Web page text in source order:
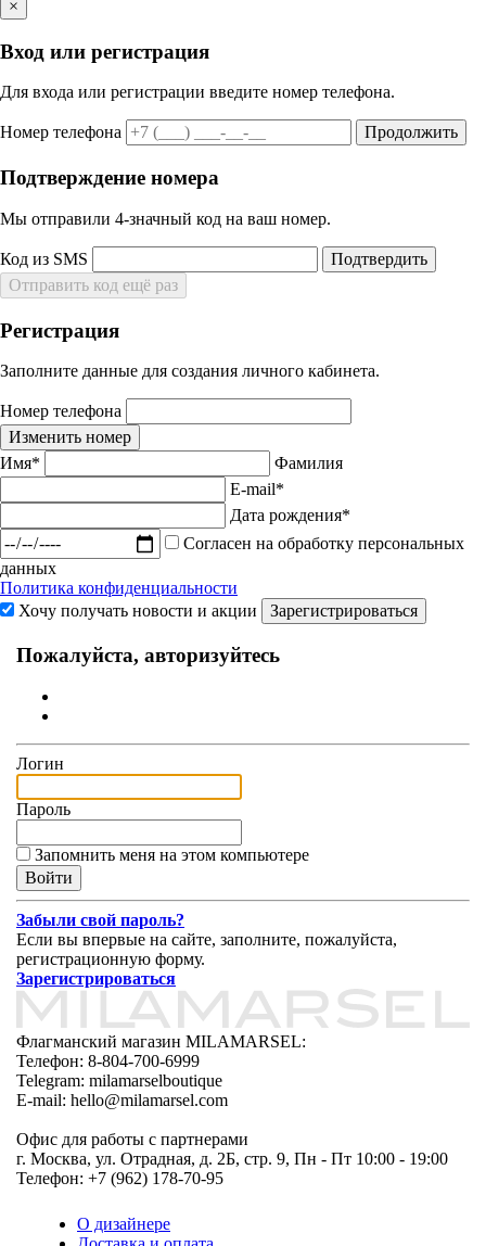
×
Вход или регистрация
Для входа или регистрации введите номер телефона.
Номер телефона Продолжить
Подтверждение номера
Мы отправили 4‑значный код на ваш номер.
Код из SMS
Подтвердить
Отправить код ещё раз
Регистрация
Заполните данные для создания личного кабинета.
Номер телефона
Изменить номер
Имя*
Фамилия
E-mail*
Дата рождения*
Согласен на обработку персональных
данных
Политика конфиденциальности
Хочу получать новости и акции
Зарегистрироваться
Пожалуйста, авторизуйтесь
Логин
Пароль
Запомнить меня на этом компьютере
Забыли свой пароль?
Если вы впервые на сайте, заполните, пожалуйста,
регистрационную форму.
Зарегистрироваться
Флагманский магазин MILAMARSEL:
Телефон: 8-804-700-6999
Telegram: milamarselboutique
E-mail: hello@milamarsel.com
Офис для работы с партнерами
г. Москва, ул. Отрадная, д. 2Б, стр. 9, Пн - Пт 10:00 - 19:00
Телефон: +7 (962) 178-70-95
О дизайнере